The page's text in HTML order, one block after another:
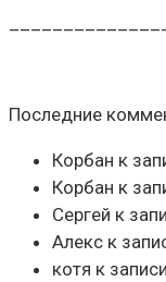
Последние
Корбан к
Корбан к
Сергей к
Алекс к
котя к записи